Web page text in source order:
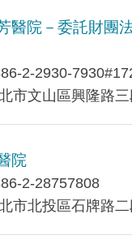
醫院－委託財團
2-2930-
市文山區興隆路
院
2-28757808
市北投區石牌路